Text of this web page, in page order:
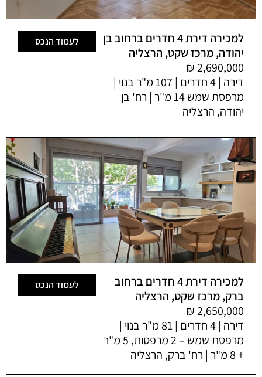
למכירה דירת 4 חדרים ברחוב בן
יהודה, מרכז שקט, הרצליה
דירה | 4 חדרים | 107 מ"ר בנוי |
מרפסת שמש 14 מ"ר | רח' בן
יהודה, הרצליה
לעמוד הנכס
למכירה דירת 4 חדרים ברחוב
ברק, מרכז שקט, הרצליה
דירה | 4 חדרים | 81 מ"ר בנוי |
מרפסת שמש – 2 מרפסות, 5 מ"ר
+ 8 מ"ר | רח' ברק, הרצליה
לעמוד הנכס